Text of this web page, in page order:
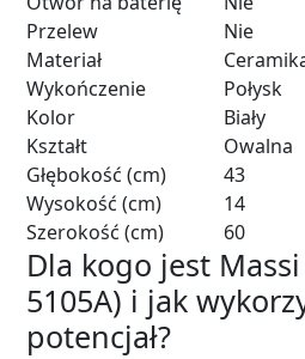
Przelew
Nie
Materiał
Wykończenie
Połysk
Kolor
Biały
Kształt
Owalna
Głębokość (cm)
43
Wysokość (cm)
14
Szerokość (cm)
60
Dla kogo jest
5105A) i jak
potencjał?